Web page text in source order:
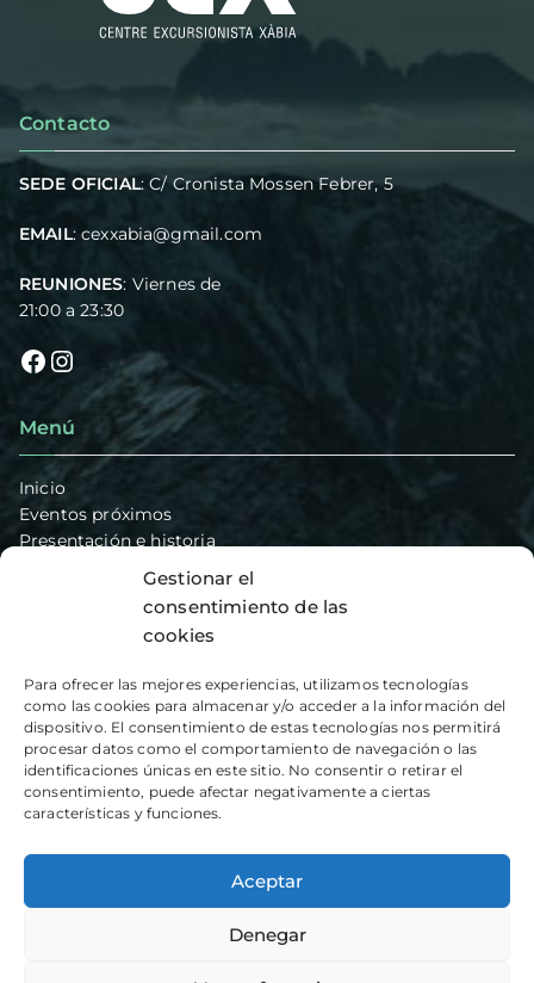
Gestionar el
consentimiento de las
cookies
Para ofrecer las mejores experiencias, utilizamos tecnologías
como las cookies para almacenar y/o acceder a la información del
dispositivo. El consentimiento de estas tecnologías nos permitirá
procesar datos como el comportamiento de navegación o las
identificaciones únicas en este sitio. No consentir o retirar el
consentimiento, puede afectar negativamente a ciertas
características y funciones.
Aceptar
Denegar
Contacto
SEDE OFICIAL: C/ Cronista Mossen Febrer, 5
EMAIL:cexxabia@gmail.com
REUNIONES: Viernes de
21:00 a 23:30
Menú
Inicio
Eventos próximos
Presentación e historia
Artículos recientes
Monduver y Peñalba
Barranco Mala Espina o Llidoners
Crestas de Bernia
CEX XÀBIA Aviso Legal